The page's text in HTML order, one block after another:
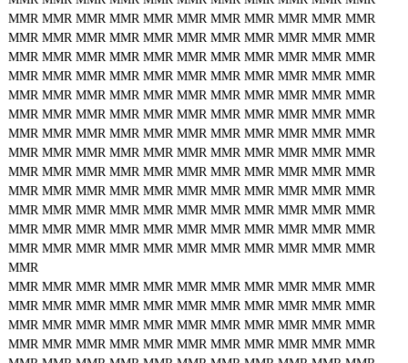
MMR MMR MMR MMR MMR MMR MMR MMR MMR MMR MMR
MMR MMR MMR MMR MMR MMR MMR MMR MMR MMR MMR
MMR MMR MMR MMR MMR MMR MMR MMR MMR MMR MMR
MMR MMR MMR MMR MMR MMR MMR MMR MMR MMR MMR
MMR MMR MMR MMR MMR MMR MMR MMR MMR MMR MMR
MMR MMR MMR MMR MMR MMR MMR MMR MMR MMR MMR
MMR MMR MMR MMR MMR MMR MMR MMR MMR MMR MMR
MMR MMR MMR MMR MMR MMR MMR MMR MMR MMR MMR
MMR MMR MMR MMR MMR MMR MMR MMR MMR MMR MMR
MMR MMR MMR MMR MMR MMR MMR MMR MMR MMR MMR
MMR MMR MMR MMR MMR MMR MMR MMR MMR MMR MMR
MMR MMR MMR MMR MMR MMR MMR MMR MMR MMR MMR
MMR MMR MMR MMR MMR MMR MMR MMR MMR MMR MMR
MMR
MMR MMR MMR MMR MMR MMR MMR MMR MMR MMR MMR
MMR MMR MMR MMR MMR MMR MMR MMR MMR MMR MMR
MMR MMR MMR MMR MMR MMR MMR MMR MMR MMR MMR
MMR MMR MMR MMR MMR MMR MMR MMR MMR MMR MMR